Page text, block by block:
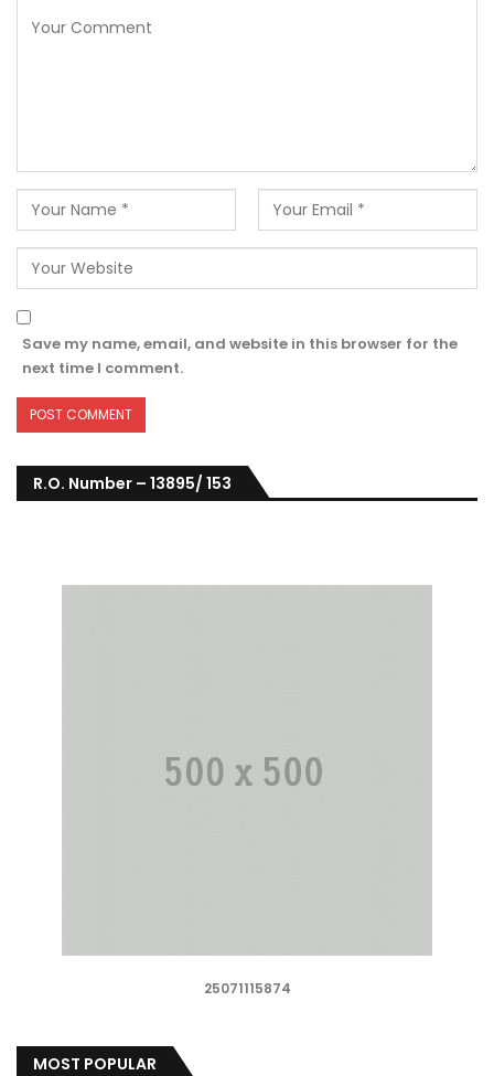
Save my name, email, and website in this browser for the
next time I comment.
R.O. Number – 13895/ 153
25071115874
MOST POPULAR